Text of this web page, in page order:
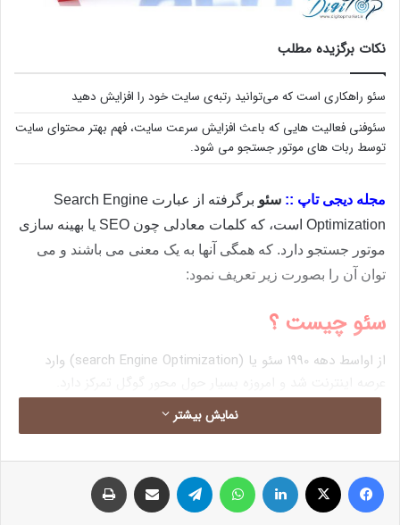
نکات برگزیده مطلب
سئو راهکاری است که می‌توانید رتبه‌ی سایت خود را افزایش دهید
سئوفنی فعالیت هایی که باعث افزایش سرعت سایت، فهم بهتر محتوای سایت
توسط ربات های موتور جستجو می شود.
مجله دیجی تاپ :: سئو
برگرفته از عبارت Search Engine
Optimization است، که کلمات معادلی چون SEO یا بهینه سازی
موتور جستجو دارد. که همگی آنها به یک معنی می باشند و می
توان آن را بصورت زیر تعریف نمود:
سئو چیست ؟
از اواسط دهه 1990 سئو یا (search Engine Optimization) وارد
عرصه اینترنت شد و امروزه بسیار حول محور گوگل تمرکز دارد.
سئو به مجموعه اقداماتی گفته می شود که موجب ارتقاء کیفیت و
اینکه یک وب سایت از نظر موتورهای جستجو در رتبه خوبی قرار
گرفته باشد و در نتیجه سرچ کاربران، با کلمات کلیدی مرتبط با آن
مشاهده شود را یک سایت با سئوی خوب می‌گویند.
نمایش بیشتر